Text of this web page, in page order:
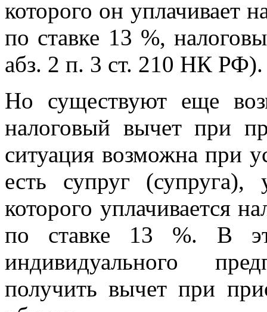
которого он уплачивает
по ставке 13 %,
абз. 2 п. 3 ст. 210 НК РФ).
Но существуют еще
налоговый вычет при
ситуация возможна при
есть супруг
которого уплачивается
по ставке 13 %. В
индивидуального
получить вычет при